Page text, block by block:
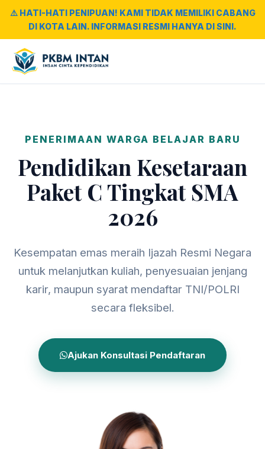
⚠️ HATI-HATI PENIPUAN! KAMI TIDAK MEMILIKI CABANG
DI KOTA LAIN. INFORMASI RESMI HANYA DI SINI.
PENERIMAAN WARGA BELAJAR BARU
Pendidikan Kesetaraan
Paket C Tingkat SMA
2026
Kesempatan emas meraih Ijazah Resmi Negara
untuk melanjutkan kuliah, penyesuaian jenjang
karir, maupun syarat mendaftar TNI/POLRI
secara fleksibel.
Ajukan Konsultasi Pendaftaran